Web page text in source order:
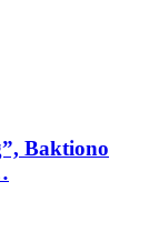
Baktiono